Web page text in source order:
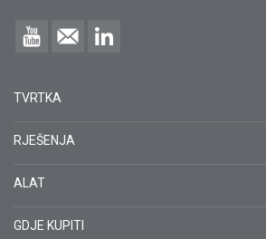
TVRTKA
RJEŠENJA
ALAT
GDJE KUPITI